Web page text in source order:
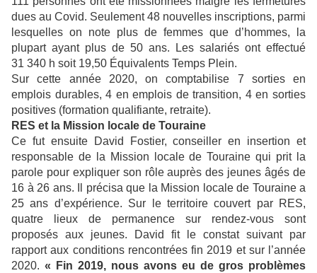
dues au Covid. Seulement 48 nouvelles inscriptions, parmi
lesquelles on note plus de femmes que d’hommes, la
plupart ayant plus de 50 ans. Les salariés ont effectué
31 340 h soit 19,50 Équivalents Temps Plein.
Sur cette année 2020, on comptabilise 7 sorties en
emplois durables, 4 en emplois de transition, 4 en sorties
positives (formation qualifiante, retraite).
RES et la Mission locale de Touraine
Ce fut ensuite David Fostier, conseiller en insertion et
responsable de la Mission locale de Touraine qui prit la
parole pour expliquer son rôle auprès des jeunes âgés de
16 à 26 ans. Il précisa que la Mission locale de Touraine a
25 ans d’expérience. Sur le territoire couvert par RES,
quatre lieux de permanence sur rendez-vous sont
proposés aux jeunes. David fit le constat suivant par
rapport aux conditions rencontrées fin 2019 et sur l’année
2020. « Fin 2019, nous avons eu de gros problèmes